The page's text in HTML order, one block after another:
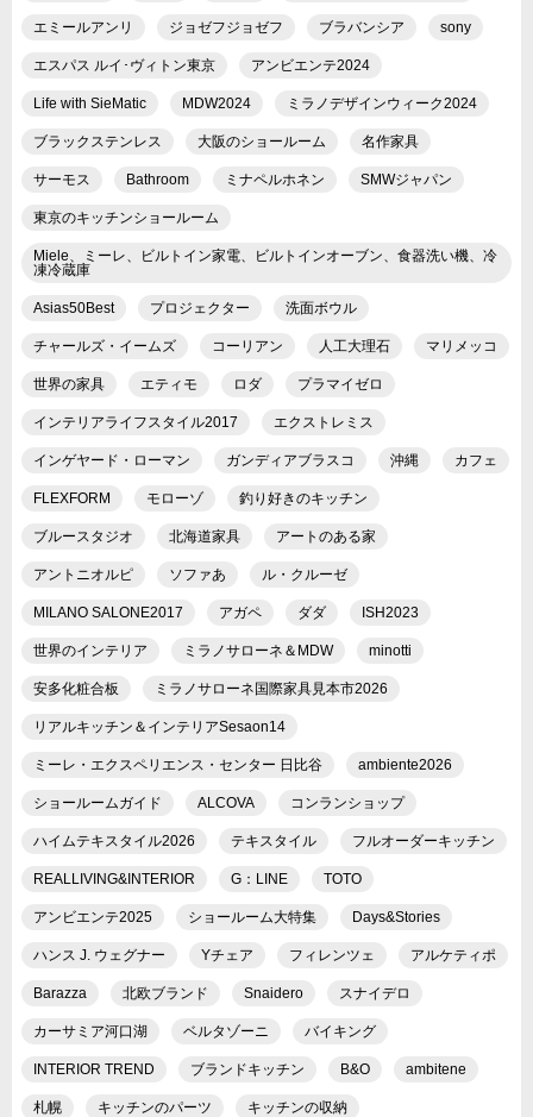
エミールアンリ ジョゼフジョゼフ ブラバンシア sony
エスパス ルイ･ヴィトン東京 アンビエンテ2024
Life with SieMatic MDW2024 ミラノデザインウィーク2024
ブラックステンレス 大阪のショールーム 名作家具
サーモス Bathroom ミナペルホネン SMWジャパン
東京のキッチンショールーム
Miele、ミーレ、ビルトイン家電、ビルトインオーブン、食器洗い機、冷
凍冷蔵庫
Asias50Best プロジェクター 洗面ボウル
チャールズ・イームズ コーリアン 人工大理石 マリメッコ
世界の家具 エティモ ロダ プラマイゼロ
インテリアライフスタイル2017 エクストレミス
インゲヤード・ローマン ガンディアブラスコ 沖縄 カフェ
FLEXFORM モローゾ 釣り好きのキッチン
ブルースタジオ 北海道家具 アートのある家
アントニオルピ ソファあ ル・クルーゼ
MILANO SALONE2017 アガペ ダダ ISH2023
世界のインテリア ミラノサローネ＆MDW minotti
安多化粧合板 ミラノサローネ国際家具見本市2026
リアルキッチン＆インテリアSesaon14
ミーレ・エクスペリエンス・センター 日比谷 ambiente2026
ショールームガイド ALCOVA コンランショップ
ハイムテキスタイル2026 テキスタイル フルオーダーキッチン
REALLIVING&INTERIOR G：LINE TOTO
アンビエンテ2025 ショールーム大特集 Days&Stories
ハンス J. ウェグナー Yチェア フィレンツェ アルケティポ
Barazza 北欧ブランド Snaidero スナイデロ
カーサミア河口湖 ベルタゾーニ バイキング
INTERIOR TREND ブランドキッチン B&O ambitene
札幌 キッチンのパーツ キッチンの収納